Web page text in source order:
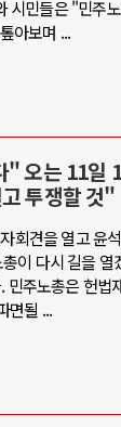
시민들은 "민주
아보며 ...
" 오는 11일
투쟁할 것"
회견을 열고 윤
이 다시 길을
민주노총은 헌
면될 ...